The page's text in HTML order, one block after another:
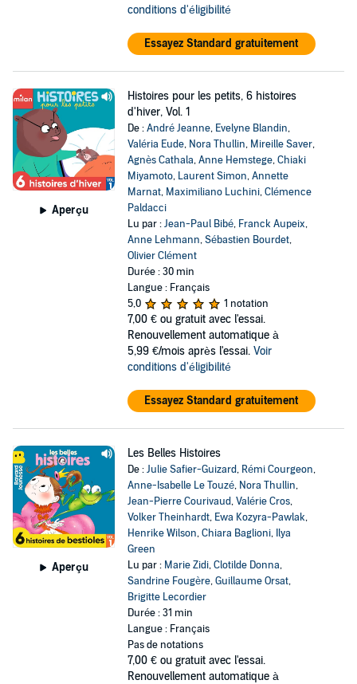
conditions d'éligibilité
Essayez Standard gratuitement
Aperçu
Histoires pour les petits, 6 histoires
d'hiver, Vol. 1
De :André Jeanne, Evelyne Blandin,
Valéria Eude, Nora Thullin, Mireille Saver,
Agnès Cathala,Anne Hemstege,Chiaki
Miyamoto, Laurent Simon,Annette
Marnat, Maximiliano Luchini,Clémence
Paldacci
Lu par :Jean-Paul Bibé, Franck Aupeix,
Anne Lehmann,Sébastien Bourdet,
Olivier Clément
Durée : 30 min
Langue : Français
5,0
1 notation
7,00 € ou gratuit avec l'essai.
Renouvellement automatique à
5,99 €/mois après l'essai. Voir
conditions d'éligibilité
Essayez Standard gratuitement
Aperçu
Les Belles Histoires
De :Julie Safier-Guizard, Rémi Courgeon,
Anne-Isabelle Le Touzé, Nora Thullin,
Jean-Pierre Courivaud,Valérie Cros,
Volker Theinhardt, Ewa Kozyra-Pawlak,
Henrike Wilson,Chiara Baglioni, Ilya
Green
Lu par : Marie Zidi,Clotilde Donna,
Sandrine Fougère,Guillaume Orsat,
Brigitte Lecordier
Durée : 31 min
Langue : Français
Pas de notations
7,00 € ou gratuit avec l'essai.
Renouvellement automatique à